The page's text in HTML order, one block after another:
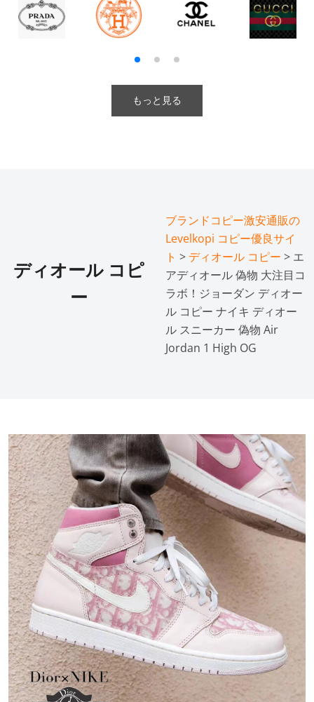
もっと見る
ディオール コピ
ー
ブランドコピー激安通販の
Levelkopi コピー優良サイ
ト > ディオール コピー > エ
アディオール 偽物 大注目コ
ラボ！ジョーダン ディオー
ル コピー ナイキ ディオー
ル スニーカー 偽物 Air
Jordan 1 High OG